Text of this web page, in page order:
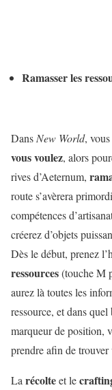
Ramasser les
Dans New World,
vous voulez, alors
rives d’Aeternum,
route s’avèrera
compétences
créerez d’objets
Dès le début, prenez
ressources(touche M
aurez là toutes les
ressource, et dans
marqueur de position,
prendre afin de trouver
La récolteet le